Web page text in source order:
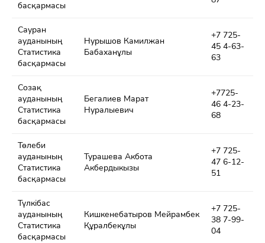
басқармасы
Сауран
ауданының
Статистика
басқармасы
Нурышов Камилжан
Бабаханұлы
+7 725-
45 4-63-
63
Созақ
ауданының
Статистика
басқармасы
Бегалиев Марат
Нуралыевич
+7725-
46 4-23-
68
Төлеби
ауданының
Статистика
басқармасы
Турашева Акбота
Акбердыкызы
+7 725-
47 6-12-
51
Түлкібас
ауданының
Статистика
басқармасы
Кишкенебатыров Мейрамбек
Құралбекұлы
+7 725-
38 7-99-
04